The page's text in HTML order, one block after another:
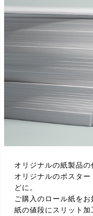
オリジナルの紙製品の
オリジナルのポスタ
どに。
ご購入のロール紙を
紙の値段にスリット